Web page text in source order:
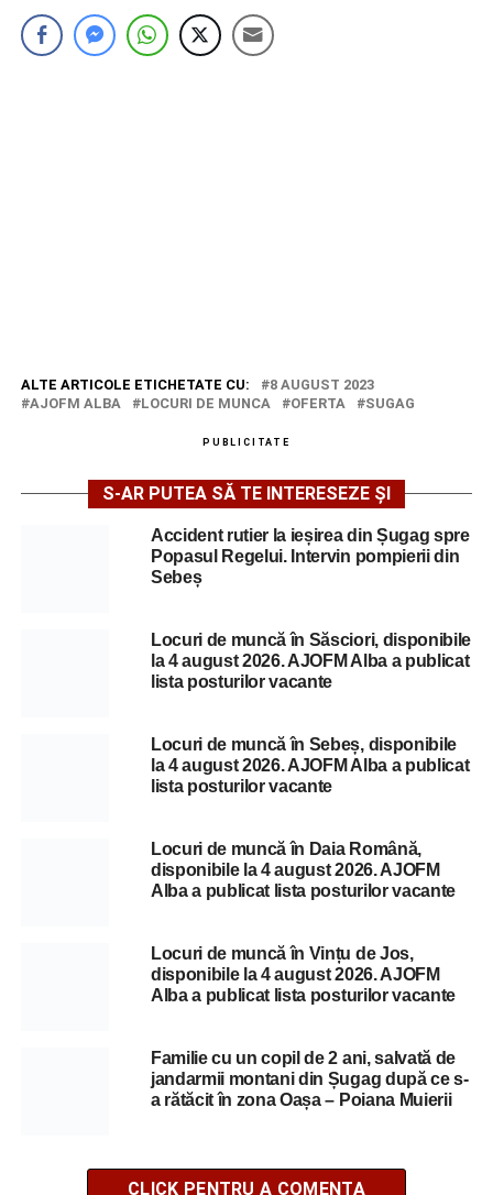
ALTE ARTICOLE ETICHETATE CU:
8 AUGUST 2023
AJOFM ALBA
LOCURI DE MUNCA OFERTA SUGAG
PUBLICITATE
S-AR PUTEA SĂ TE INTERESEZE ȘI
Accident rutier la ieșirea din Șugag spre
Popasul Regelui. Intervin pompierii din
Sebeș
Locuri de muncă în Săsciori, disponibile
la 4 august 2026. AJOFM Alba a publicat
lista posturilor vacante
Locuri de muncă în Sebeș, disponibile
la 4 august 2026. AJOFM Alba a publicat
lista posturilor vacante
Locuri de muncă în Daia Română,
disponibile la 4 august 2026. AJOFM
Alba a publicat lista posturilor vacante
Locuri de muncă în Vințu de Jos,
disponibile la 4 august 2026. AJOFM
Alba a publicat lista posturilor vacante
Familie cu un copil de 2 ani, salvată de
jandarmii montani din Șugag după ce s-
a rătăcit în zona Oașa – Poiana Muierii
CLICK PENTRU A COMENTA